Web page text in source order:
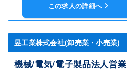
この求人の詳細へ
昱工業株式会社(卸売業・小売業)
機械/電気/電子製品法人営業